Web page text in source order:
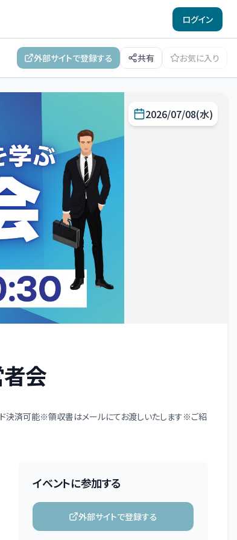
ログイン
外部サイトで登録する 共有 お気に入り
2026/07/08(水)
者会
済可能※領収書はメールにてお渡しいたします※ご紹
イベントに参加する
外部サイトで登録する